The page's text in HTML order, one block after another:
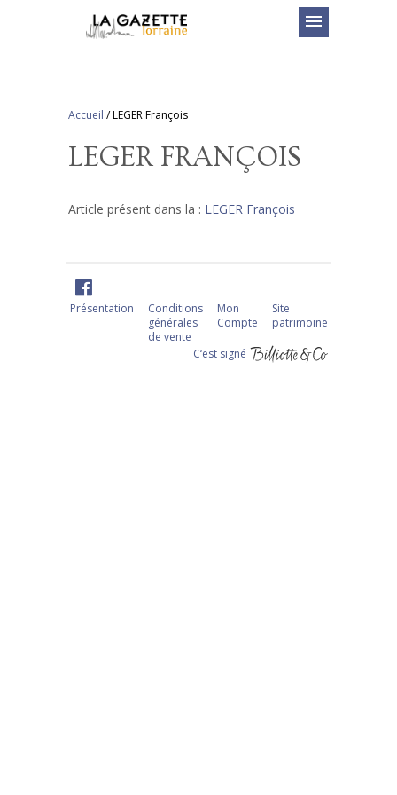
menu
Accueil /LEGER François
LEGER FRANÇOIS
Article présent dans la : LEGER François
Présentation
Conditions
générales
de vente
Mon
Compte
Site
patrimoine
C‘est signé